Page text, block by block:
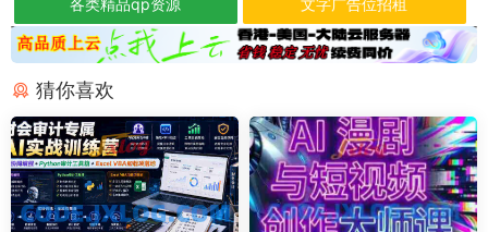
各类精品qp资源 文字广告位招租
猜你喜欢